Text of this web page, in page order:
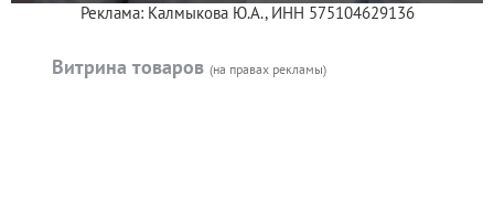
Реклама: Калмыкова Ю.А., ИНН 575104629136
Витрина товаров (на правах рекламы)